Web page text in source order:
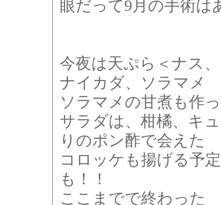
眼だって9月の手術は
今夜は天ぷら＜ナス
ナイカダ、ソラマメ
ソラマメの甘煮も作
サラダは、柑橘、キ
りのポン酢で会えた
コロッケも揚げる予
も！！
ここまでで終わった